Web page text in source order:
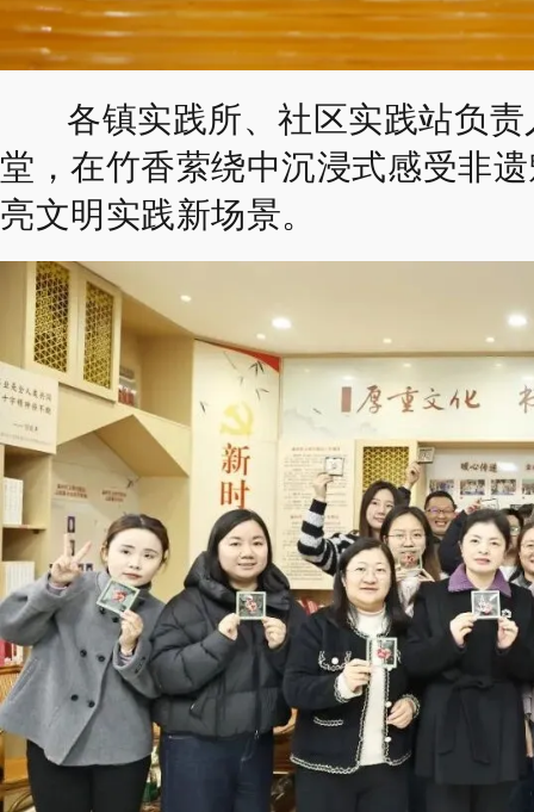
各镇实践所、社区实践站负责
堂，在竹香萦绕中沉浸式感受非
亮文明实践新场景。